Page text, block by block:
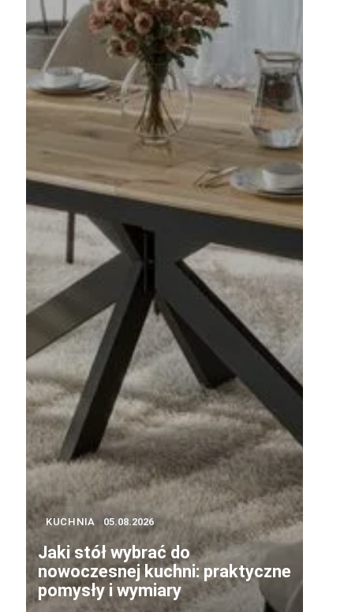
KUCHNIA 05.08.2026
Jaki stół wybrać do
nowoczesnej kuchni: praktyczne
pomysły i wymiary